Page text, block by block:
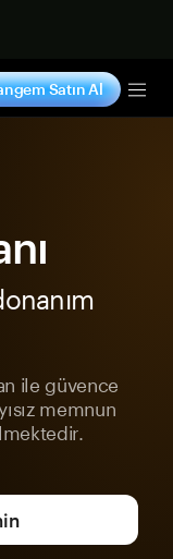
Satın Al
ile güvence
memnun